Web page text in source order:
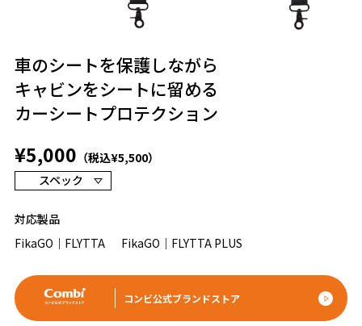
車のシートを保護しながら
キャビンをシートに留める
カーシートプロテクション
¥5,000 （税込¥5,500）
スペック
対応製品
FikaGO｜FLYTTA
FikaGO｜FLYTTA PLUS
コンビ公式ブランドストア